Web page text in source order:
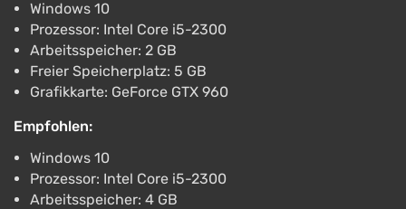
Windows 10
Prozessor: Intel Core i5-2300
Arbeitsspeicher: 2 GB
Freier Speicherplatz: 5 GB
Grafikkarte: GeForce GTX 960
Empfohlen:
Windows 10
Prozessor: Intel Core i5-2300
Arbeitsspeicher: 4 GB